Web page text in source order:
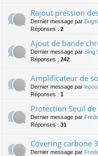
Rajout pression
Dernier message par
Réponses : 2
Ajout de bande
Dernier message par Sing
Réponses : 242
Amplificateur de
Dernier message par
Réponses : 1
Protection Seuil
Dernier message par
Réponses : 31
Covering carbone
Dernier message par